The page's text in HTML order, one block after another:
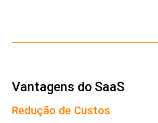
Vantagens do SaaS
Redução de Custos